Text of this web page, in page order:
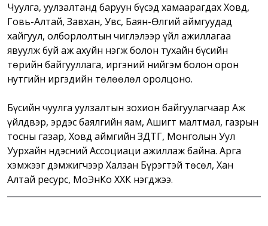
Чуулга, уулзалтанд баруун бүсэд хамаарагдах Ховд,
Говь-Алтай, Завхан, Увс, Баян-Өлгий аймгуудад
хайгуул, олборлолтын чиглэлээр үйл ажиллагаа
явуулж буй аж ахуйн нэгж болон тухайн бүсийн
төрийн байгууллага, иргэний нийгэм болон орон
нутгийн иргэдийн төлөөлөл оролцоно.
Бүсийн чуулга уулзалтын зохион байгуулагчаар Аж
үйлдвэр, эрдэс баялгийн яам, Ашигт малтмал, газрын
тосны газар, Ховд аймгийн ЗДТГ, Монголын Уул
Уурхайн Үндэсний Ассоциаци ажиллаж байна. Арга
хэмжээг дэмжигчээр Халзан Бүрэгтэй төсөл, Хан
Алтай ресурс, МоЭнКо ХХК нэгджээ.